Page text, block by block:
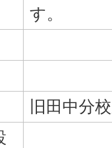
す。
旧田中分